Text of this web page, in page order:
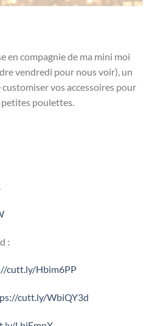
en compagnie de ma mini moi
vendredi pour nous voir), un
vos accessoires pour
petites poulettes.
:
cutt.ly/Hbim6PP
cutt.ly/WbiQY3d